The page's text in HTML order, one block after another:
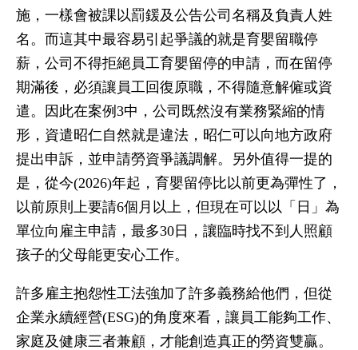
施，一樣會被課以罰鍰及公告公司名稱及負責人姓
名。而這其中最容易引起爭議的就是育嬰留職停
薪，公司不得拒絕員工育嬰留停的申請，而在留停
期滿後，必須讓員工回復原職，不得隨意解僱或資
遣。因此在案例3中，公司既然沒有業務緊縮的情
形，資遣昭仁自然就是違法，昭仁可以向地方政府
提出申訴，並申請勞資爭議調解。另外值得一提的
是，從今(2026)年起，育嬰留停比以前更為彈性了，
以前原則上要請6個月以上，但現在可以以「日」為
單位向雇主申請，最多30日，讓臨時找不到人照顧
孩子的父母能更安心工作。
許多雇主抱怨性工法強加了許多義務給他們，但從
企業永續經營(ESG)的角度來看，讓員工能夠工作、
家庭及健康三者兼顧，才能創造真正的勞資雙贏。